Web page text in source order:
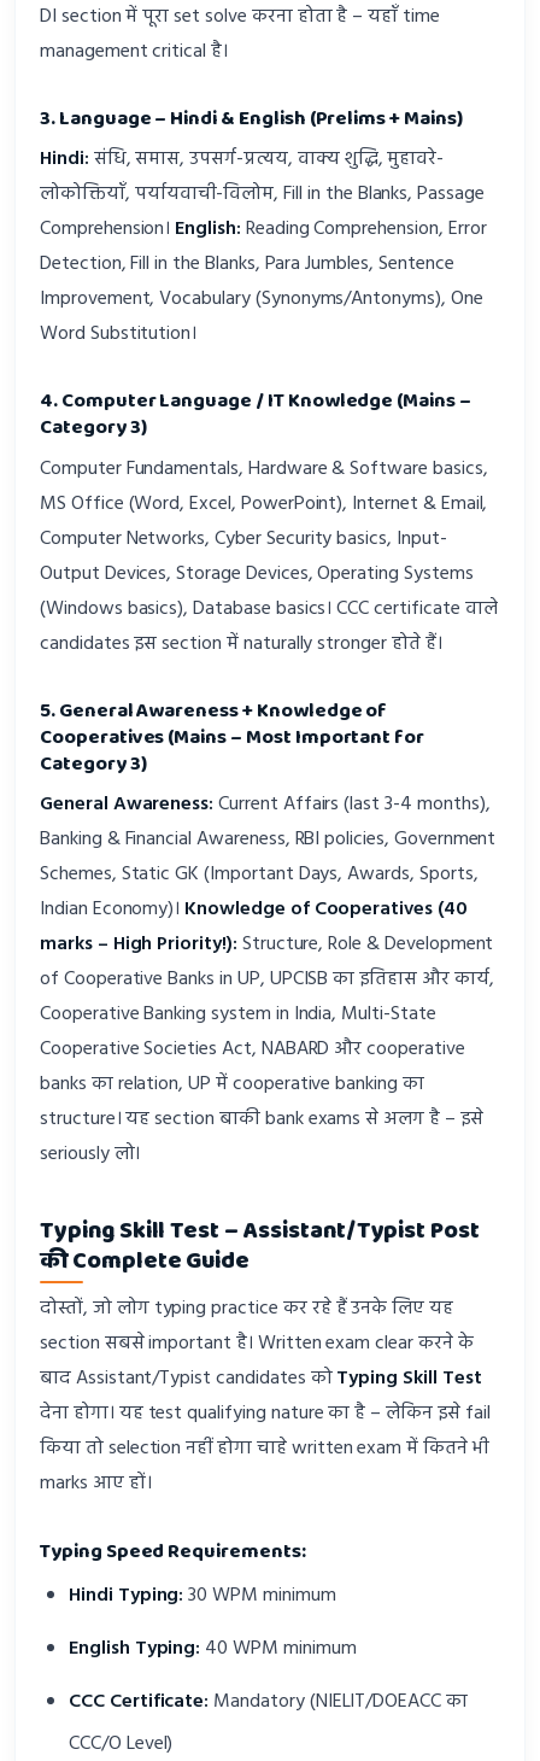
DI section में पूरा set solve करना होता है – यहाँ time
management critical है।
3. Language – Hindi & English (Prelims + Mains)
Hindi:संधि, समास, उपसर्ग-प्रत्यय, वाक्य शुद्धि, मुहावरे-
लोकोक्तियाँ, पर्यायवाची-विलोम, Fill in the Blanks, Passage
Comprehension। English:Reading Comprehension, Error
Detection, Fill in the Blanks, Para Jumbles, Sentence
Improvement, Vocabulary (Synonyms/Antonyms), One
Word Substitution।
4. Computer Language / IT Knowledge (Mains –
Category 3)
Computer Fundamentals, Hardware & Software basics,
MS Office (Word, Excel, PowerPoint), Internet & Email,
Computer Networks, Cyber Security basics, Input-
Output Devices, Storage Devices, Operating Systems
(Windows basics), Database basics। CCC certificate वाले
candidates इस section में naturally stronger होते हैं।
5. General Awareness + Knowledge of
Cooperatives (Mains – Most Important for
Category 3)
General Awareness:Current Affairs (last 3-4 months),
Banking & Financial Awareness, RBI policies, Government
Schemes, Static GK (Important Days, Awards, Sports,
Indian Economy)। Knowledge of Cooperatives (40
marks – High Priority!):Structure, Role & Development
of Cooperative Banks in UP, UPCISB का इतिहास और कार्य,
Cooperative Banking system in India, Multi-State
Cooperative Societies Act, NABARD और cooperative
banks का relation, UP में cooperative banking का
structure। यह section बाकी bank exams से अलग है – इसे
seriously लो।
Typing Skill Test – Assistant/Typist Post
की Complete Guide
दोस्तों, जो लोग typing practice कर रहे हैं उनके लिए यह
section सबसे important है। Written exam clear करने के
बाद Assistant/Typist candidates कोTyping Skill Test
देना होगा। यह test qualifying nature का है – लेकिन इसे fail
किया तो selection नहीं होगा चाहे written exam में कितने भी
marks आए हों।
Typing Speed Requirements:
Hindi Typing:30 WPM minimum
English Typing: 40 WPM minimum
CCC Certificate: Mandatory (NIELIT/DOEACC का
CCC/O Level)